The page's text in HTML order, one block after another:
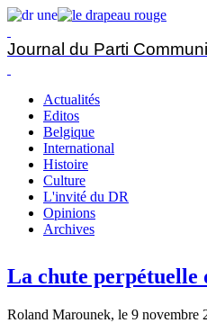
Journal du Parti
Actualités
Editos
Belgique
International
Histoire
Culture
L'invité du DR
Opinions
Archives
La chute
Roland Marounek, le 9 novembre